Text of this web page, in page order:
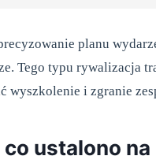
planu
Tego typu rywalizacja
i zgranie
ustalono